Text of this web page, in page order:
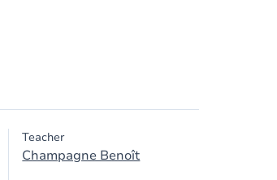
Teacher
Champagne Benoît